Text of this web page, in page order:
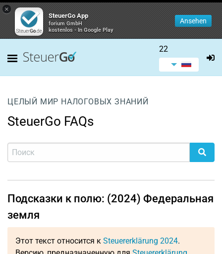
×
SteuerGo App
forium GmbH
kostenlos - In Google Play
Ansehen
22
ЦЕЛЫЙ МИР НАЛОГОВЫХ ЗНАНИЙ
SteuerGo FAQs
Подсказки к полю: (2024) Федеральная
земля
Этот текст относится к Steuererklärung 2024.